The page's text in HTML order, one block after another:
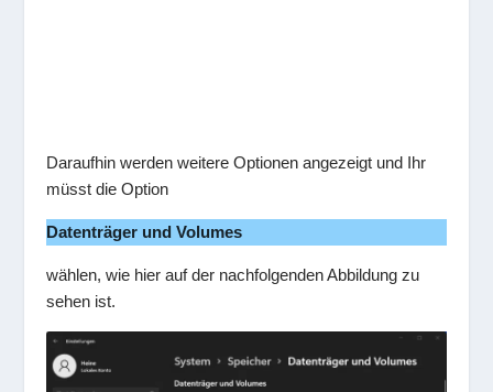
Daraufhin werden weitere Optionen angezeigt und Ihr
müsst die Option
Datenträger und Volumes
wählen, wie hier auf der nachfolgenden Abbildung zu
sehen ist.